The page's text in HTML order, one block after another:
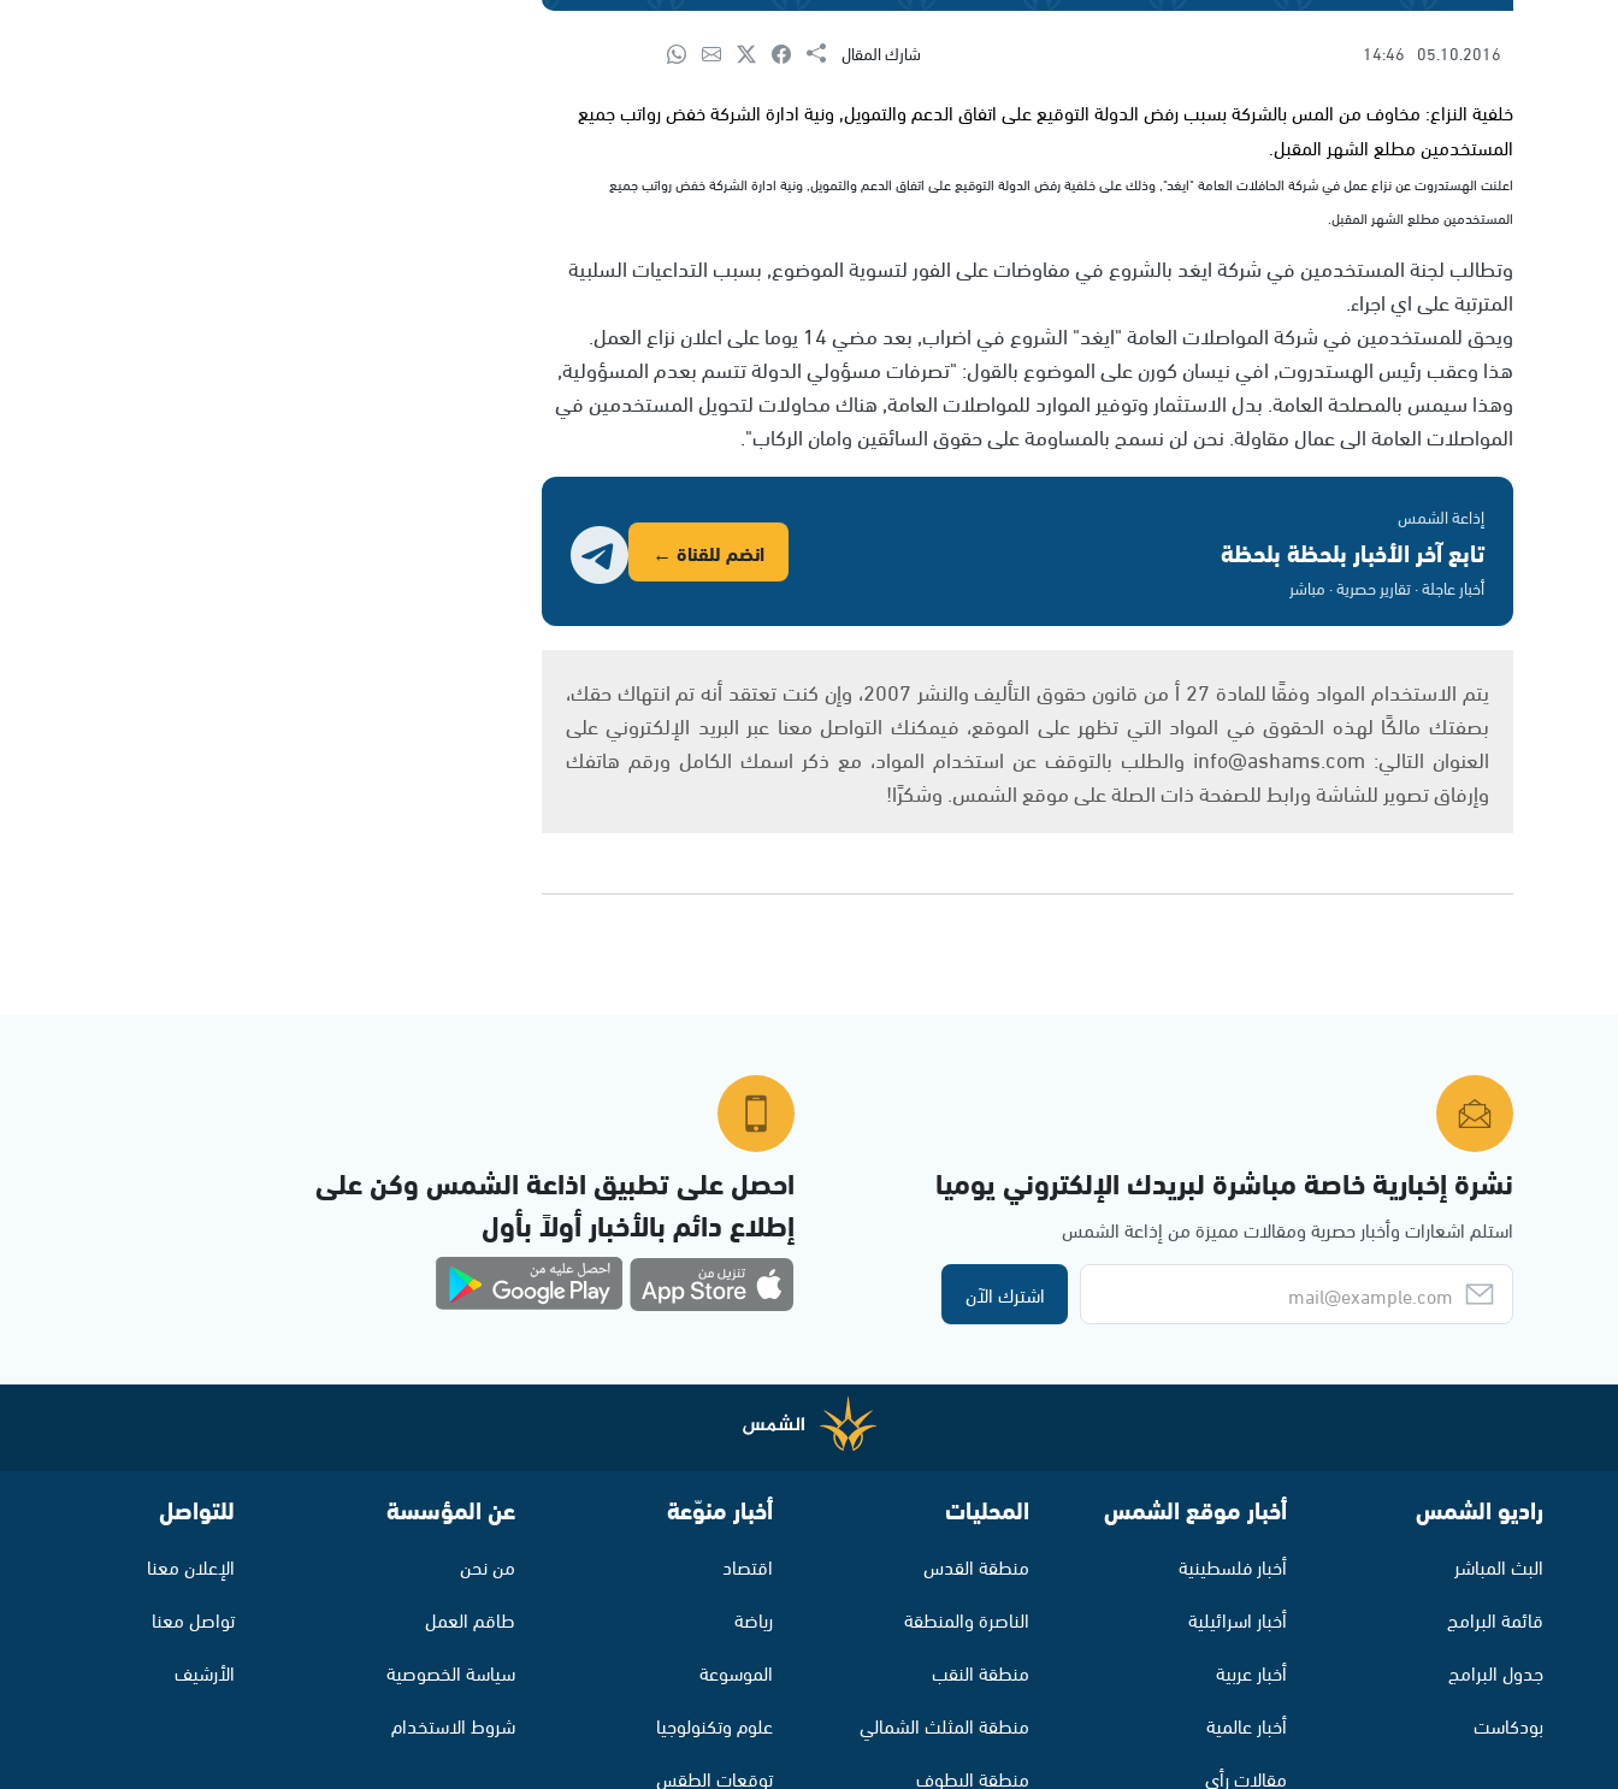
05.10.2016
14:46 شارك المقال
خلفية النزاع: مخاوف من المس بالشركة بسبب رفض الدولة التوقيع على اتفاق الدعم والتمويل, ونية ادارة الشركة خفض رواتب جميع
المستخدمين مطلع الشهر المقبل.
اعلنت الهستدروت عن نزاع عمل في شركة الحافلات العامة "ايغد", وذلك على خلفية رفض الدولة التوقيع على اتفاق الدعم والتمويل, ونية ادارة الشركة خفض رواتب جميع
المستخدمين مطلع الشهر المقبل.
وتطالب لجنة المستخدمين في شركة ايغد بالشروع في مفاوضات على الفور لتسوية الموضوع, بسبب التداعيات السلبية
المترتبة على اي اجراء.
ويحق للمستخدمين في شركة المواصلات العامة "ايغد" الشروع في اضراب, بعد مضي 14 يوما على اعلان نزاع العمل.
هذا وعقب رئيس الهستدروت, افي نيسان كورن على الموضوع بالقول: "تصرفات مسؤولي الدولة تتسم بعدم المسؤولية,
وهذا سيمس بالمصلحة العامة. بدل الاستثمار وتوفير الموارد للمواصلات العامة, هناك محاولات لتحويل المستخدمين في
المواصلات العامة الى عمال مقاولة. نحن لن نسمح بالمساومة على حقوق السائقين وامان الركاب".
إذاعة الشمس
تابع آخر الأخبار بلحظة بلحظة
أخبار عاجلة · تقارير حصرية · مباشر
انضم للقناة ←
يتم الاستخدام المواد وفقًا للمادة 27 أ من قانون حقوق التأليف والنشر 2007، وإن كنت تعتقد أنه تم انتهاك حقك،
بصفتك مالكًا لهذه الحقوق في المواد التي تظهر على الموقع، فيمكنك التواصل معنا عبر البريد الإلكتروني على
العنوان التالي: info@ashams.com والطلب بالتوقف عن استخدام المواد، مع ذكر اسمك الكامل ورقم هاتفك
وإرفاق تصوير للشاشة ورابط للصفحة ذات الصلة على موقع الشمس. وشكرًا!
نشرة إخبارية خاصة مباشرة لبريدك الإلكتروني يوميا
استلم اشعارات وأخبار حصرية ومقالات مميزة من إذاعة الشمس
اشترك الآن
احصل على تطبيق اذاعة الشمس وكن على
إطلاع دائم بالأخبار أولاً بأول
راديو الشمس
البث المباشر
قائمة البرامج
جدول البرامج
بودكاست
أخبار موقع الشمس
أخبار فلسطينية
أخبار اسرائيلية
أخبار عربية
أخبار عالمية
مقالات رأي
المحليات
منطقة القدس
الناصرة والمنطقة
منطقة النقب
منطقة المثلث الشمالي
منطقة البطوف
أخبار منوّعة
اقتصاد
رياضة
الموسوعة
علوم وتكنولوجيا
توقعات الطقس
عن المؤسسة
من نحن
طاقم العمل
سياسة الخصوصية
شروط الاستخدام
للتواصل
الإعلان معنا
تواصل معنا
الأرشيف